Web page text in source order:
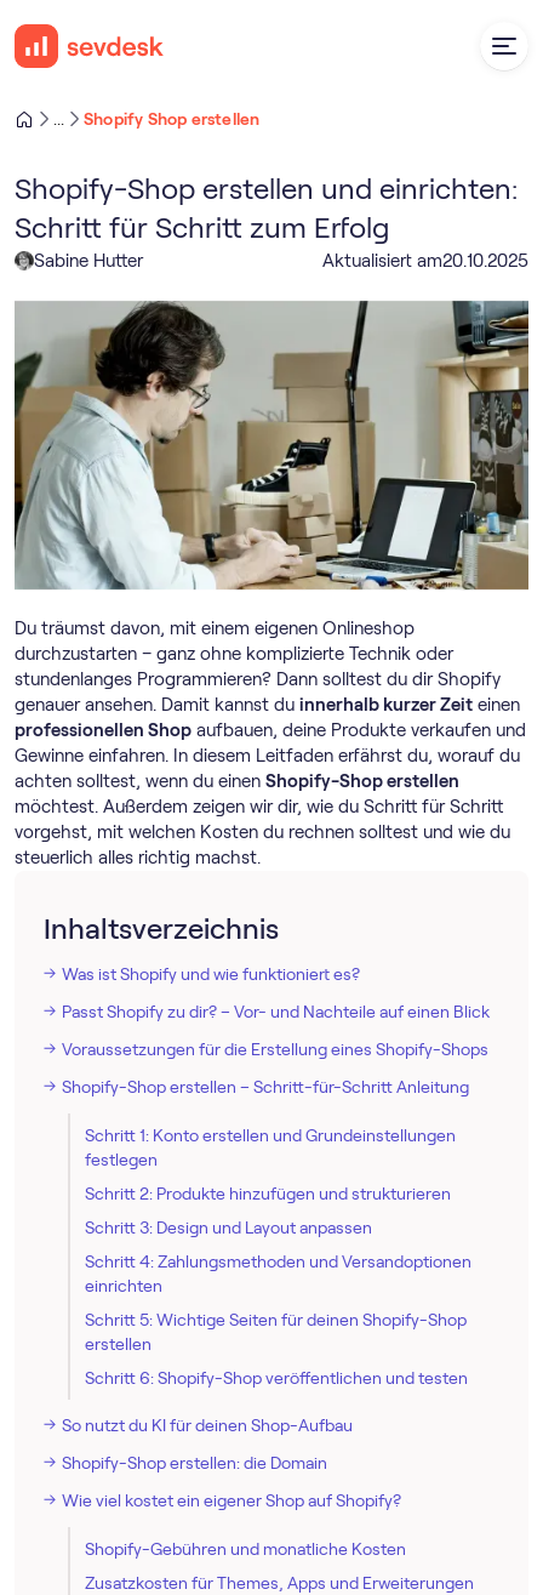
Shopify Shop erstellen
Shopify-Shop erstellen und einrichten:
Schritt für Schritt zum Erfolg
Sabine Hutter Aktualisiert am20.10.2025
Du träumst davon, mit einem eigenen Onlineshop
durchzustarten – ganz ohne komplizierte Technik oder
stundenlanges Programmieren? Dann solltest du dir Shopify
genauer ansehen. Damit kannst du innerhalb kurzer Zeit einen
professionellen Shop aufbauen, deine Produkte verkaufen und
Gewinne einfahren. In diesem Leitfaden erfährst du, worauf du
achten solltest, wenn du einen Shopify-Shop erstellen
möchtest. Außerdem zeigen wir dir, wie du Schritt für Schritt
vorgehst, mit welchen Kosten du rechnen solltest und wie du
steuerlich alles richtig machst.
Inhaltsverzeichnis
Was ist Shopify und wie funktioniert es?
Passt Shopify zu dir? – Vor- und Nachteile auf einen Blick
Voraussetzungen für die Erstellung eines Shopify-Shops
Shopify-Shop erstellen – Schritt-für-Schritt Anleitung
Schritt 1: Konto erstellen und Grundeinstellungen
festlegen
Schritt 2: Produkte hinzufügen und strukturieren
Schritt 3: Design und Layout anpassen
Schritt 4: Zahlungsmethoden und Versandoptionen
einrichten
Schritt 5: Wichtige Seiten für deinen Shopify-Shop
erstellen
Schritt 6: Shopify-Shop veröffentlichen und testen
So nutzt du KI für deinen Shop-Aufbau
Shopify-Shop erstellen: die Domain
Wie viel kostet ein eigener Shop auf Shopify?
Shopify-Gebühren und monatliche Kosten
Zusatzkosten für Themes, Apps und Erweiterungen